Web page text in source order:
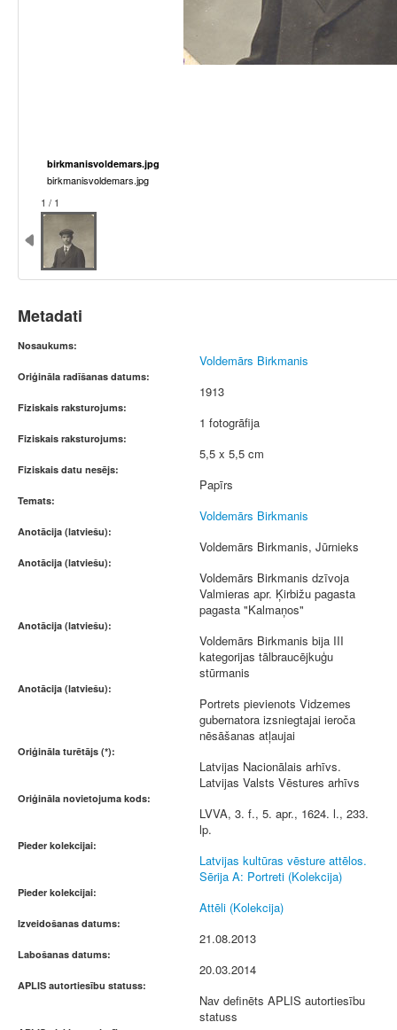
birkmanisvoldemars.jpg
birkmanisvoldemars.jpg
1 / 1
Metadati
Nosaukums:
Voldemārs Birkmanis
Oriģināla radīšanas datums:
1913
Fiziskais raksturojums:
1 fotogrāfija
Fiziskais raksturojums:
5,5 x 5,5 cm
Fiziskais datu nesējs:
Papīrs
Temats:
Voldemārs Birkmanis
Anotācija (latviešu):
Voldemārs Birkmanis, Jūrnieks
Anotācija (latviešu):
Voldemārs Birkmanis dzīvoja
Valmieras apr. Ķirbižu pagasta
pagasta "Kalmaņos"
Anotācija (latviešu):
Voldemārs Birkmanis bija III
kategorijas tālbraucējkuģu
stūrmanis
Anotācija (latviešu):
Portrets pievienots Vidzemes
gubernatora izsniegtajai ieroča
nēsāšanas atļaujai
Oriģināla turētājs (*):
Latvijas Nacionālais arhīvs.
Latvijas Valsts Vēstures arhīvs
Oriģināla novietojuma kods:
LVVA, 3. f., 5. apr., 1624. l., 233.
lp.
Pieder kolekcijai:
Latvijas kultūras vēsture attēlos.
Sērija A: Portreti (Kolekcija)
Pieder kolekcijai:
Attēli (Kolekcija)
Izveidošanas datums:
21.08.2013
Labošanas datums:
20.03.2014
APLIS autortiesību statuss:
Nav definēts APLIS autortiesību
statuss